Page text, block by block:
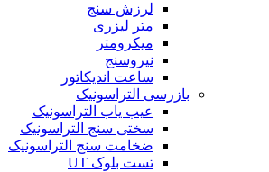
لرزش سنج
متر لیزری
میکرومتر
نیروسنج
ساعت اندیکاتور
بازرسی التراسونیک
عیب یاب التراسونیک
سختی سنج التراسونیک
ضخامت سنج التراسونیک
تست بلوک UT